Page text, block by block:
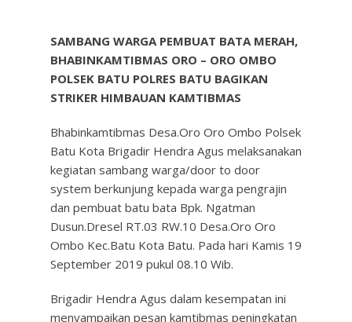
SAMBANG WARGA PEMBUAT BATA MERAH,
BHABINKAMTIBMAS ORO – ORO OMBO
POLSEK BATU POLRES BATU BAGIKAN
STRIKER HIMBAUAN KAMTIBMAS
Bhabinkamtibmas Desa.Oro Oro Ombo Polsek
Batu Kota Brigadir Hendra Agus melaksanakan
kegiatan sambang warga/door to door
system berkunjung kepada warga pengrajin
dan pembuat batu bata Bpk. Ngatman
Dusun.Dresel RT.03 RW.10 Desa.Oro Oro
Ombo Kec.Batu Kota Batu. Pada hari Kamis 19
September 2019 pukul 08.10 Wib.
Brigadir Hendra Agus dalam kesempatan ini
menyampaikan pesan kamtibmas peningkatan